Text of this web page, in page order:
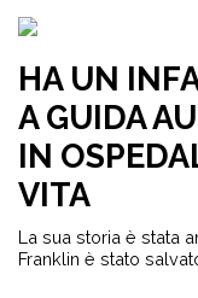
HA UN
A GUIDA
IN
VITA
La sua storia è stata
Franklin è stato